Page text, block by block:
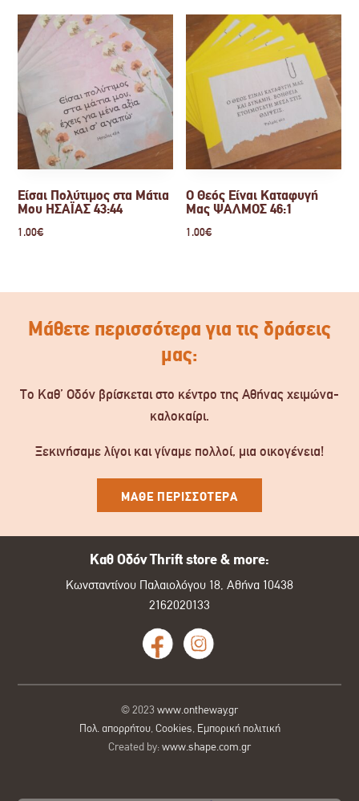
Είσαι Πολύτιμος στα Μάτια
Μου ΗΣΑΪΑΣ 43:44
1.00€
Ο Θεός Είναι Καταφυγή
Μας ΨΑΛΜΟΣ 46:1
1.00€
Μάθετε περισσότερα για τις δράσεις
μας:
Το Καθ’ Οδόν βρίσκεται στο κέντρο της Αθήνας χειμώνα-
καλοκαίρι.
Ξεκινήσαμε λίγοι και γίναμε πολλοί, μια οικογένεια!
ΜΑΘΕ ΠΕΡΙΣΣΟΤΕΡΑ
Καθ Οδόν Thrift store & more:
Κωνσταντίνου Παλαιολόγου 18, Αθήνα 10438
2162020133
© 2023 www.ontheway.gr
Πολ. απορρήτου,Cookies, Εμπορική πολιτική
Created by:www.shape.com.gr